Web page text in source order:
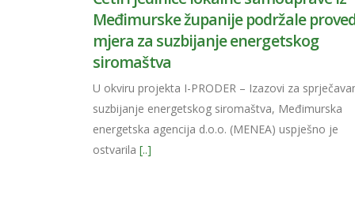
Međimurske županije podržale
mjera za suzbijanje energetskog
siromaštva
U okviru projekta I-PRODER – Izazovi za
suzbijanje energetskog siromaštva, Međimurska
energetska agencija d.o.o. (MENEA) uspješno je
ostvarila [..]